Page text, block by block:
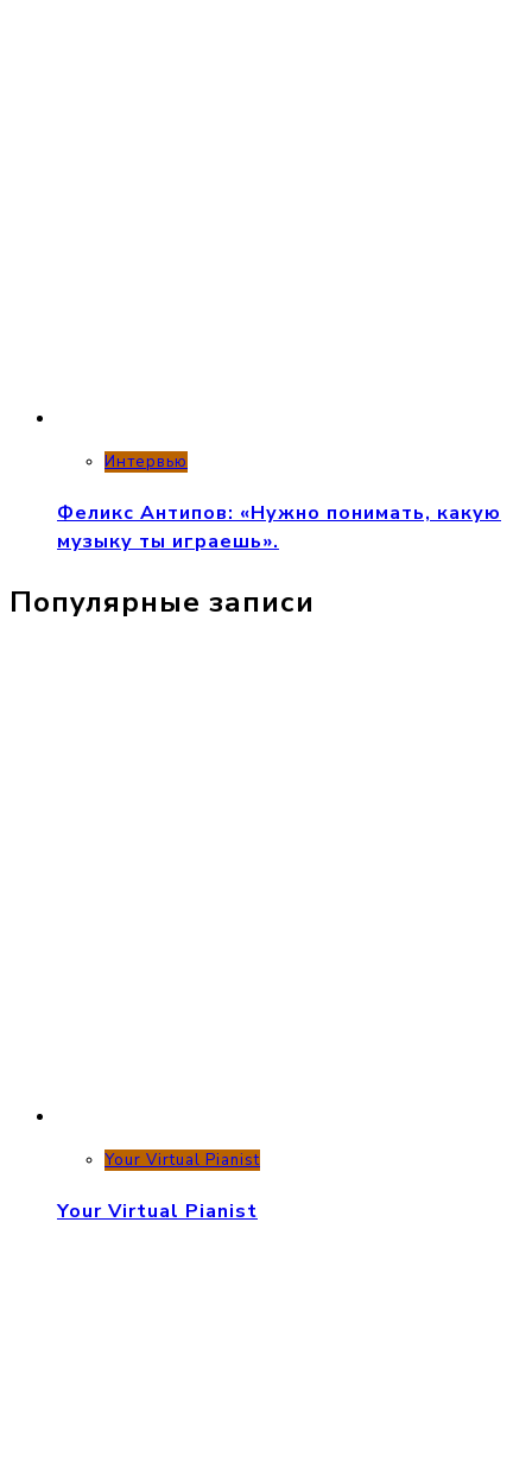
Интервью
Феликс Антипов: «Нужно понимать, какую
музыку ты играешь».
Популярные записи
Your Virtual Pianist
Your Virtual Pianist